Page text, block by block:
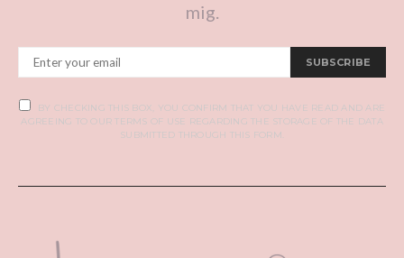
mig.
SUBSCRIBE
BY CHECKING THIS BOX, YOU CONFIRM THAT YOU HAVE READ AND ARE
AGREEING TO OUR TERMS OF USE REGARDING THE STORAGE OF THE DATA
SUBMITTED THROUGH THIS FORM.